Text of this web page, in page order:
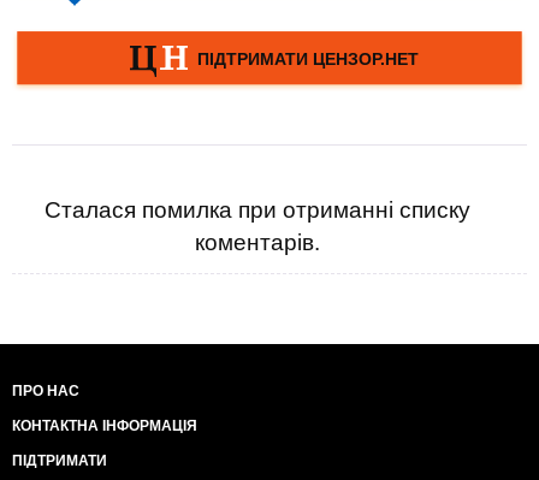
Сталася помилка при отриманні списку
коментарів.
ПРО НАС
КОНТАКТНА ІНФОРМАЦІЯ
ПІДТРИМАТИ